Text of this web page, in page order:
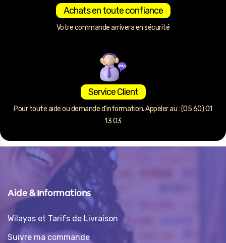
Achats en toute confiance
Votre commande arrivera en sécurité
Service Client
Pour toute aide ou demande d’information. Appeler au : (05 60) 01
13 03
Aide & Informations
Wilayas et Tarifs de Livraison
Suivre ma commande